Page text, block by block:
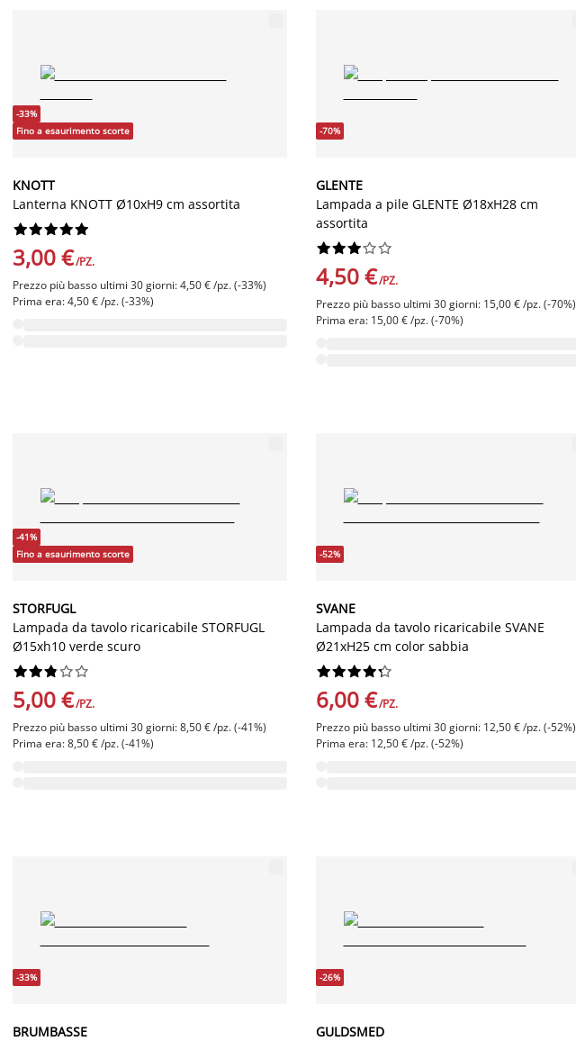
-33%
Fino a esaurimento scorte
KNOTT
Lanterna KNOTT Ø10xH9 cm assortita






3,00 €/PZ.
Prezzo più basso ultimi 30 giorni: 4,50 € /pz. (-33%)
Prima era: 4,50 € /pz. (-33%)
-70%
GLENTE
Lampada a pile GLENTE Ø18xH28 cm
assortita






4,50 €/PZ.
Prezzo più basso ultimi 30 giorni: 15,00 € /pz. (-70%)
Prima era: 15,00 € /pz. (-70%)
-41%
Fino a esaurimento scorte
STORFUGL
Lampada da tavolo ricaricabile STORFUGL
Ø15xh10 verde scuro






5,00 €/PZ.
Prezzo più basso ultimi 30 giorni: 8,50 € /pz. (-41%)
Prima era: 8,50 € /pz. (-41%)
-52%
SVANE
Lampada da tavolo ricaricabile SVANE
Ø21xH25 cm color sabbia






6,00 €/PZ.
Prezzo più basso ultimi 30 giorni: 12,50 € /pz. (-52%)
Prima era: 12,50 € /pz. (-52%)
-33%
BRUMBASSE
-26%
GULDSMED